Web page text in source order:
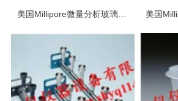
美国Millipore微量分析玻璃换膜过滤器